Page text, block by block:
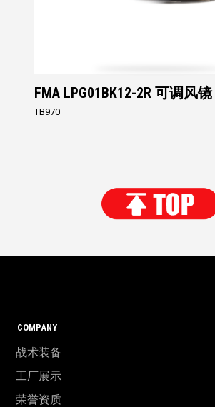
FMA LPG01BK12-2R 可调风镜
TB970
COMPANY
战术装备
工厂展示
荣誉资质